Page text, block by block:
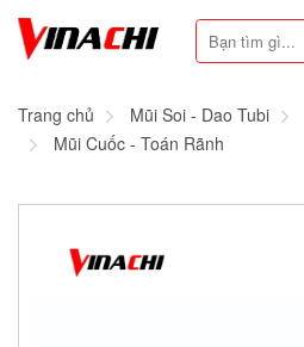
Trang chủ Mũi Soi - Dao Tubi
Mũi Cuốc - Toán Rãnh